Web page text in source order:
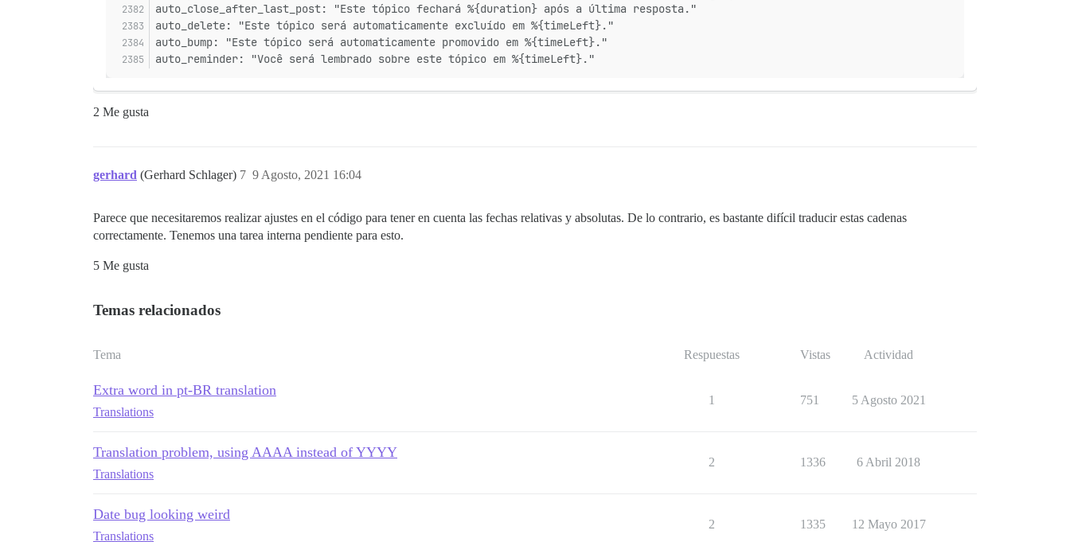
auto_close_after_last_post: "Este tópico fechará %{duration} após a última resposta."
auto_delete: "Este tópico será automaticamente excluído em %{timeLeft}."
auto_bump: "Este tópico será automaticamente promovido em %{timeLeft}."
auto_reminder: "Você será lembrado sobre este tópico em %{timeLeft}."
2 Me gusta
gerhard (Gerhard Schlager) 9 Agosto, 2021 16:04
7
Parece que necesitaremos realizar ajustes en el código para tener en cuenta las fechas relativas y absolutas. De lo contrario, es bastante difícil traducir estas cadenas
correctamente. Tenemos una tarea interna pendiente para esto.
5 Me gusta
Temas relacionados
Tema Respuestas Vistas Actividad
Extra word in pt-BR translation
Translations
1 751 5 Agosto 2021
Translation problem, using AAAA instead of YYYY
Translations
2 1336 6 Abril 2018
Date bug looking weird
Translations
2 1335 12 Mayo 2017